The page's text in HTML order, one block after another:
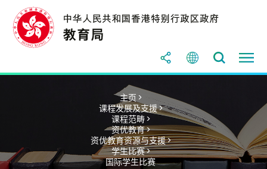
主页 >
课程发展及支援 >
课程范畴 >
资优教育 >
资优教育资源与支援 >
学生比赛 >
国际学生比赛